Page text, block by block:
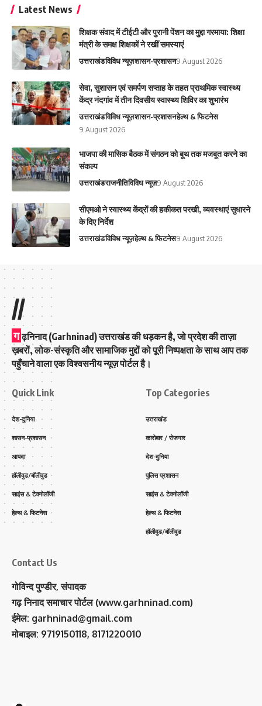
Latest News
शिक्षक संवाद में टीईटी और पुरानी पेंशन का मुद्दा गरमाया: शिक्षा
मंत्री के समक्ष शिक्षकों ने रखीं समस्याएं
उत्तराखंडविविध न्यूज़शासन-प्रशासन9 August 2026
सेवा, सुशासन एवं समर्पण सप्ताह के तहत प्राथमिक स्वास्थ्य
केंद्र नंदगांव में तीन दिवसीय स्वास्थ्य शिविर का शुभारंभ
उत्तराखंडविविध न्यूज़शासन-प्रशासनहेल्थ & फिटनेस
9 August 2026
भाजपा की मासिक बैठक में संगठन को बूथ तक मजबूत करने का
संकल्प
उत्तराखंडराजनीतिविविध न्यूज़9 August 2026
सीएमओ ने स्वास्थ्य केंद्रों की हकीकत परखी, व्यवस्थाएं सुधारने
के दिए निर्देश
उत्तराखंडविविध न्यूज़हेल्थ & फिटनेस9 August 2026
//
ग ढ़निनाद (Garhninad) उत्तराखंड की धड़कन है, जो प्रदेश की ताज़ा
ख़बरों, लोक-संस्कृति और सामाजिक मुद्दों को पूरी निष्पक्षता के साथ आप तक
पहुँचाने वाला एक विश्वसनीय न्यूज़ पोर्टल है।
Quick Link
देश-दुनिया
शासन-प्रशासन
आपदा
हॉलीवुड/बॉलीवुड
साइंस & टेक्नोलॉजी
हेल्थ & फिटनेस
Top Categories
उत्तराखंड
कारोबार / रोजगार
देश-दुनिया
पुलिस प्रशासन
साइंस & टेक्नोलॉजी
हेल्थ & फिटनेस
हॉलीवुड/बॉलीवुड
Contact Us
गोविन्द पुण्डीर, संपादक
गढ़ निनाद समाचार पोर्टल (www.garhninad.com)
ईमेल: garhninad@gmail.com
मोबाइल: 9719150118, 8171220010